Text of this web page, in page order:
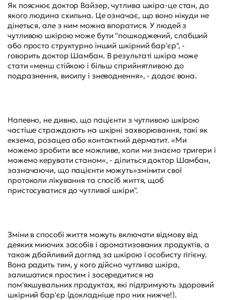
Як пояснює доктор Вайзер, чутлива шкіра-це стан, до
якого людина схильна. Це означає, що воно нікуди не
дінеться, але з ним можна впоратися. У людей з
чутливою шкірою може бути "пошкоджений, слабший
або просто структурно інший шкірний бар'єр", -
говорить доктор Шамбан. В результаті шкіра може
стати «менш стійкою і більш сприйнятливою до
подразнення, висипу і зневоднення», - додає вона.
Напевно, не дивно, що пацієнти з чутливою шкірою
частіше страждають на шкірні захворювання, такі як
екзема, розацеа або контактний дерматит. «Ми
можемо зробити все можливе, коли ми знаємо тригери і
можемо керувати станом«, - ділиться доктор Шамбан,
зазначаючи, що пацієнти можуть»змінити свої
протоколи лікування та спосіб життя, щоб
пристосуватися до чутливої шкіри".
Зміни в способі життя можуть включати відмову від
деяких миючих засобів і ароматизованих продуктів, а
також дбайливий догляд за шкірою і особисту гігієну.
Вона радить тим, у кого дійсно чутлива шкіра,
залишатися простим і зосередитися на
пом'якшувальних продуктах, які підтримують здоровий
шкірний бар'єр (докладніше про них нижче!).